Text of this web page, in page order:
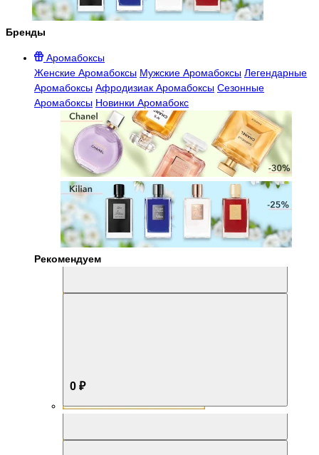
Бренды
Аромабоксы
Женские Аромабоксы Мужские Аромабоксы Легендарные
Аромабоксы Афродизиак Аромабоксы Сезонные
Аромабоксы Новинки Аромабокс
Рекомендуем
0 ₽